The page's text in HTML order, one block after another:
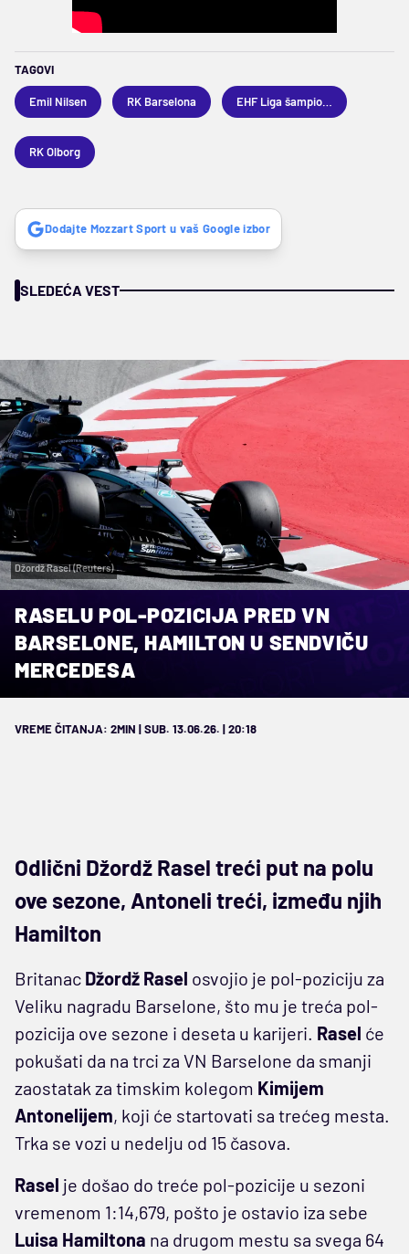
TAGOVI
Emil Nilsen RK Barselona
RK Olborg
Dodajte Mozzart Sport u vaš Google izbor
SLEDEĆA VEST
Džordž Rasel (Reuters)
RASELU POL-POZICIJA PRED VN
BARSELONE, HAMILTON U SENDVIČU
MERCEDESA
VREME ČITANJA: 2MIN | SUB. 13.06.26. | 20:18
Odlični Džordž Rasel treći put na polu
ove sezone, Antoneli treći, između njih
Hamilton
Britanac Džordž Rasel osvojio je pol-poziciju za
Veliku nagradu Barselone, što mu je treća pol-
pozicija ove sezone i deseta u karijeri. Rasel će
pokušati da na trci za VN Barselone da smanji
zaostatak za timskim kolegom Kimijem
Antonelijem, koji će startovati sa trećeg mesta.
Trka se vozi u nedelju od 15 časova.
Rasel je došao do treće pol-pozicije u sezoni
vremenom 1:14,679, pošto je ostavio iza sebe
Luisa Hamiltona na drugom mestu sa svega 64